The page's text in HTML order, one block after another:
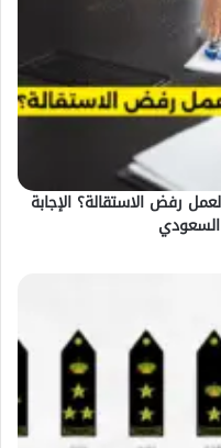
رفض الاستقالة؟ الإجابة